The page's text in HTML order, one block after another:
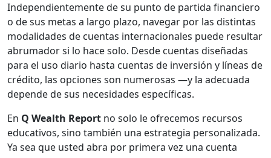
Independientemente de su punto de partida financiero
o de sus metas a largo plazo, navegar por las distintas
modalidades de cuentas internacionales puede resultar
abrumador si lo hace solo. Desde cuentas diseñadas
para el uso diario hasta cuentas de inversión y líneas de
crédito, las opciones son numerosas —y la adecuada
depende de sus necesidades específicas.
En Q Wealth Report no solo le ofrecemos recursos
educativos, sino también una estrategia personalizada.
Ya sea que usted abra por primera vez una cuenta